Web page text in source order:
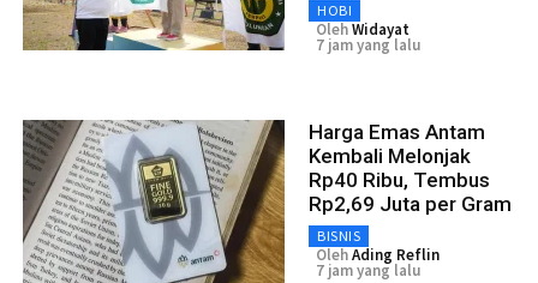
HOBI
OlehWidayat
7 jam yang lalu
Harga Emas Antam
Kembali Melonjak
Rp40 Ribu, Tembus
Rp2,69 Juta per Gram
BISNIS
OlehAding Reflin
7 jam yang lalu